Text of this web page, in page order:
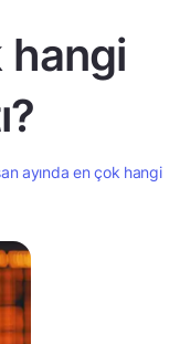
hangi
ayında en çok hangi